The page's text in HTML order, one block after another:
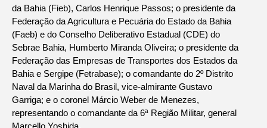
da Bahia (Fieb), Carlos Henrique Passos; o presidente da
Federação da Agricultura e Pecuária do Estado da Bahia
(Faeb) e do Conselho Deliberativo Estadual (CDE) do
Sebrae Bahia, Humberto Miranda Oliveira; o presidente da
Federação das Empresas de Transportes dos Estados da
Bahia e Sergipe (Fetrabase); o comandante do 2º Distrito
Naval da Marinha do Brasil, vice-almirante Gustavo
Garriga; e o coronel Márcio Weber de Menezes,
representando o comandante da 6ª Região Militar, general
Marcello Yoshida.